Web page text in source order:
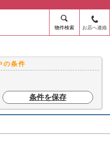
物件検索 お店へ連絡
の条件
条件を保存